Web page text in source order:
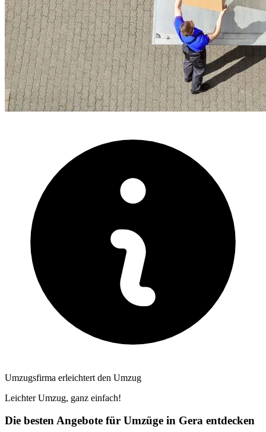
Umzugsfirma erleichtert den Umzug
Leichter Umzug, ganz einfach!
Die besten Angebote für Umzüge in Gera entdecken